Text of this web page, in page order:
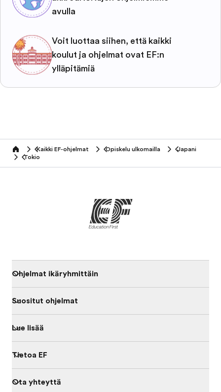
avulla
Voit luottaa siihen, että kaikki
koulut ja ohjelmat ovat EF:n
ylläpitämiä
home Kaikki EF-ohjelmat Opiskelu ulkomailla
Japani
Tokio
Ohjelmat ikäryhmittäin
Suositut ohjelmat
Lue lisää
Tietoa EF
Ota yhteyttä